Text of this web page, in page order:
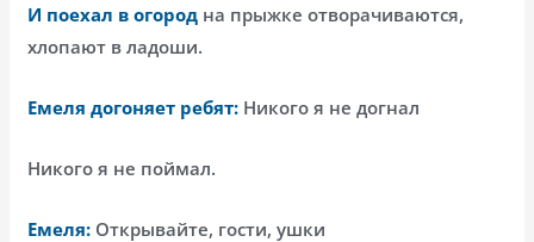
И поехал в огород на прыжке отворачиваются,
хлопают в ладоши.
Емеля догоняет ребят: Никого я не догнал
Никого я не поймал.
Емеля: Открывайте, гости, ушки